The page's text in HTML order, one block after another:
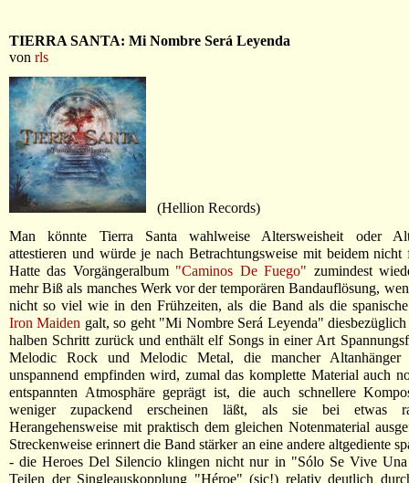
TIERRA SANTA: Mi Nombre Será Leyenda
von rls
(Hellion Records)
Man könnte Tierra Santa wahlweise Altersweisheit oder
attestieren und würde je nach Betrachtungsweise mit beidem nicht
Hatte das Vorgängeralbum "Caminos De Fuego" zumindest
mehr Biß als manches Werk vor der temporären Bandauflösung,
nicht so viel wie in den Frühzeiten, als die Band als die
Iron Maiden galt, so geht "Mi Nombre Será Leyenda"
halben Schritt zurück und enthält elf Songs in einer Art
Melodic Rock und Melodic Metal, die mancher Altanhänger
unspannend empfinden wird, zumal das komplette Material auch
entspannten Atmosphäre geprägt ist, die auch schnellere
weniger zupackend erscheinen läßt, als sie bei etwas
Herangehensweise mit praktisch dem gleichen Notenmaterial
Streckenweise erinnert die Band stärker an eine andere altgediente
- die Heroes Del Silencio klingen nicht nur in "Sólo Se Vive
Teilen der Singleauskopplung "Héroe" (sic!) relativ deutlich